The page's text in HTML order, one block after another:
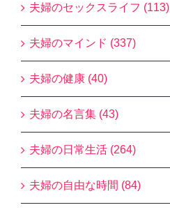
夫婦のセックスライフ (113)
夫婦のマインド (337)
夫婦の健康 (40)
夫婦の名言集 (43)
夫婦の日常生活 (264)
夫婦の自由な時間 (84)